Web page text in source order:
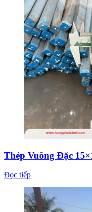
Thép Vuông Đặc
Đọc tiếp